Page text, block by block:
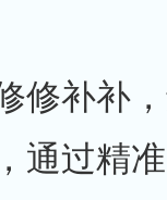
补补，
通过精